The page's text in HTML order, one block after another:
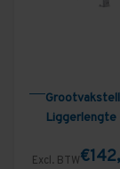
Liggerlengte
Excl. BTW